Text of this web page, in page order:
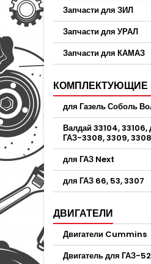
Запчасти для ЗИЛ
Запчасти для УРАЛ
Запчасти для КАМАЗ
КОМПЛЕКТУЮЩИЕ
для Газель Соболь
Валдай 33104, 33106,
ГАЗ-3308, 3309,
для ГАЗ Next
для ГАЗ 66, 53, 3307
ДВИГАТЕЛИ
Двигатели Cummins
Двигатель для ГАЗ-52